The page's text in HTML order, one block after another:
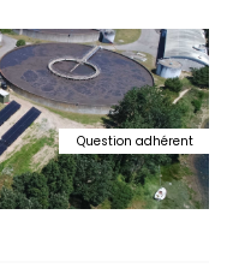
Question adhérent